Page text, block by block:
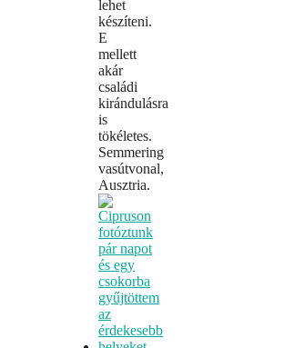
lehet
készíteni.
E
mellett
akár
családi
kirándulásra
is
tökéletes.
Semmering
vasútvonal,
Ausztria.